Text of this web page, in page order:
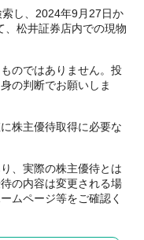
し、2024年9月27日か
、松井証券店内での現物
のではありません。投
の判断でお願いしま
株主優待取得に必要な
、実際の株主優待とは
の内容は変更される場
ムページ等をご確認く